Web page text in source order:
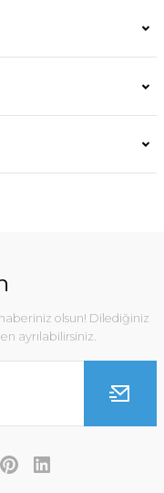
olsun! Dilediğiniz
ayrılabilirsiniz.